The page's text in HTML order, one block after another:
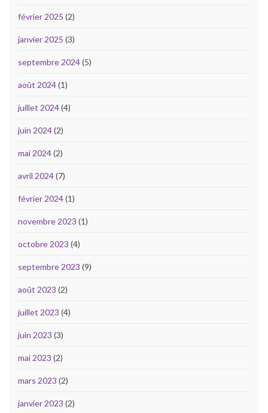
février 2025 (2)
janvier 2025 (3)
septembre 2024(5)
août 2024(1)
juillet 2024(4)
juin 2024(2)
mai 2024(2)
avril 2024(7)
février 2024(1)
novembre 2023 (1)
octobre 2023 (4)
septembre 2023 (9)
août 2023 (2)
juillet 2023 (4)
juin 2023 (3)
mai 2023 (2)
mars 2023 (2)
janvier 2023 (2)